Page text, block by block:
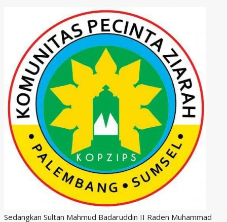
Sedangkan Sultan Mahmud Badaruddin II Raden Muhammad